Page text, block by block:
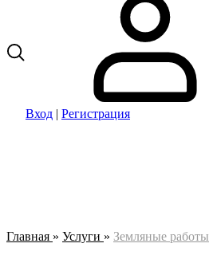
Вход | Регистрация
Главная » Услуги » Земляные работы